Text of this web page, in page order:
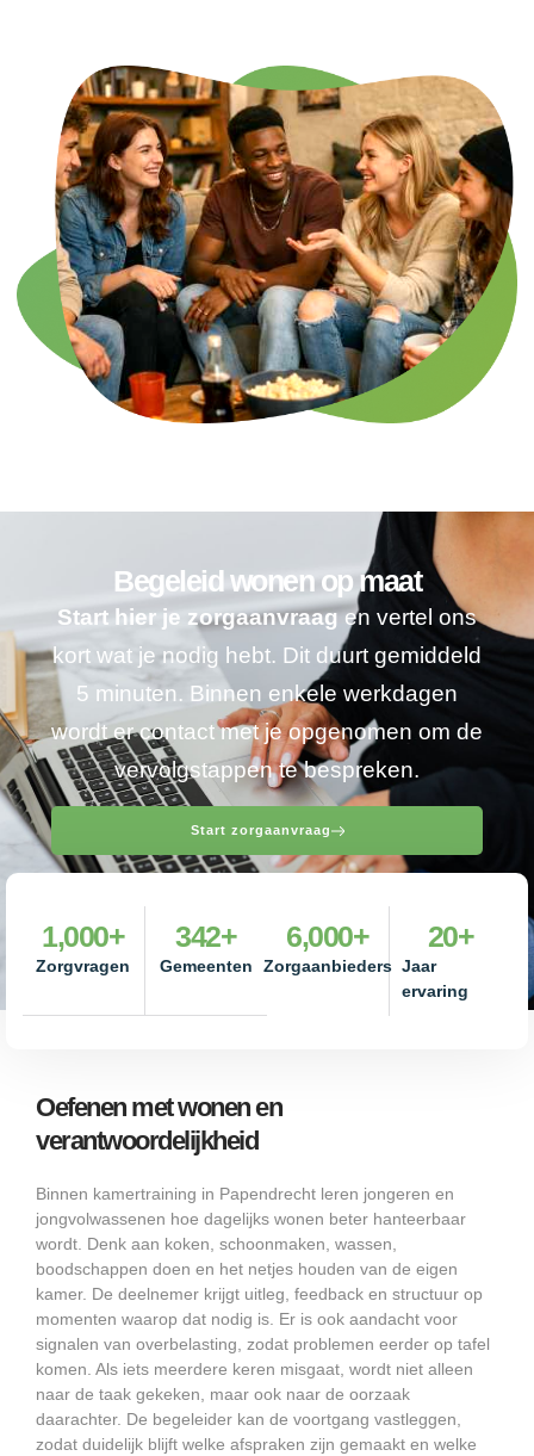
Begeleid wonen op maat
Start hier je zorgaanvraagen vertel ons
kort wat je nodig hebt. Dit duurt gemiddeld
5 minuten. Binnen enkele werkdagen
wordt er contact met je opgenomen om de
vervolgstappen te bespreken.
Start zorgaanvraag
Zorgvragen
1,000+
Gemeenten
342+
Zorgaanbieders
6,000+
Jaar
ervaring
20+
Oefenen met wonen en
verantwoordelijkheid
Binnen kamertraining in Papendrecht leren jongeren en
jongvolwassenen hoe dagelijks wonen beter hanteerbaar
wordt. Denk aan koken, schoonmaken, wassen,
boodschappen doen en het netjes houden van de eigen
kamer. De deelnemer krijgt uitleg, feedback en structuur op
momenten waarop dat nodig is. Er is ook aandacht voor
signalen van overbelasting, zodat problemen eerder op tafel
komen. Als iets meerdere keren misgaat, wordt niet alleen
naar de taak gekeken, maar ook naar de oorzaak
daarachter. De begeleider kan de voortgang vastleggen,
zodat duidelijk blijft welke afspraken zijn gemaakt en welke